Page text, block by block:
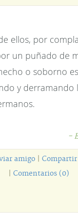
ellos, por
un puñado de
o soborno
y derramando
-
amigo| Compartir
Comentarios (0)